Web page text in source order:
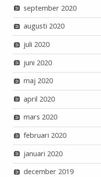
september 2020
augusti 2020
juli 2020
juni 2020
maj 2020
april 2020
mars 2020
februari 2020
januari 2020
december 2019